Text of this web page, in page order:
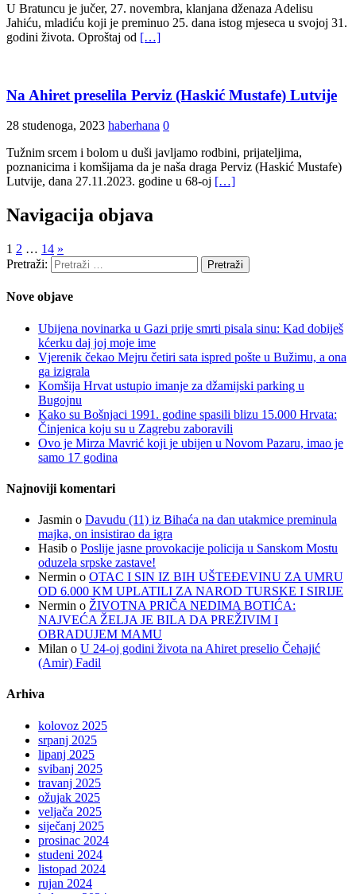
U Bratuncu je jučer, 27. novembra, klanjana dženaza Adelisu
Jahiću, mladiću koji je preminuo 25. dana istog mjeseca u svojoj 31.
godini života. Oproštaj od […]
Na Ahiret preselila Perviz (Haskić Mustafe) Lutvije
28 studenoga, 2023 haberhana 0
Tužnim srcem i bolom u duši javljamo rodbini, prijateljima,
poznanicima i komšijama da je naša draga Perviz (Haskić Mustafe)
Lutvije, dana 27.11.2023. godine u 68-oj […]
Navigacija objava
1 2 … 14 »
Pretraži:
Nove objave
Ubijena novinarka u Gazi prije smrti pisala sinu: Kad dobiješ
kćerku daj joj moje ime
Vjerenik čekao Mejru četiri sata ispred pošte u Bužimu, a ona
ga izigrala
Komšija Hrvat ustupio imanje za džamijski parking u
Bugojnu
Kako su Bošnjaci 1991. godine spasili blizu 15.000 Hrvata:
Činjenica koju su u Zagrebu zaboravili
Ovo je Mirza Mavrić koji je ubijen u Novom Pazaru, imao je
samo 17 godina
Najnoviji komentari
Jasmin o Davudu (11) iz Bihaća na dan utakmice preminula
majka, on insistirao da igra
Hasib o Poslije jasne provokacije policija u Sanskom Mostu
oduzela srpske zastave!
Nermin o OTAC I SIN IZ BIH UŠTEĐEVINU ZA UMRU
OD 6.000 KM UPLATILI ZA NAROD TURSKE I SIRIJE
Nermin o ŽIVOTNA PRIČA NEDIMA BOTIĆA:
NAJVEĆA ŽELJA JE BILA DA PREŽIVIM I
OBRADUJEM MAMU
Milan o U 24-oj godini života na Ahiret preselio Čehajić
(Amir) Fadil
Arhiva
kolovoz 2025
srpanj 2025
lipanj 2025
svibanj 2025
travanj 2025
ožujak 2025
veljača 2025
siječanj 2025
prosinac 2024
studeni 2024
listopad 2024
rujan 2024